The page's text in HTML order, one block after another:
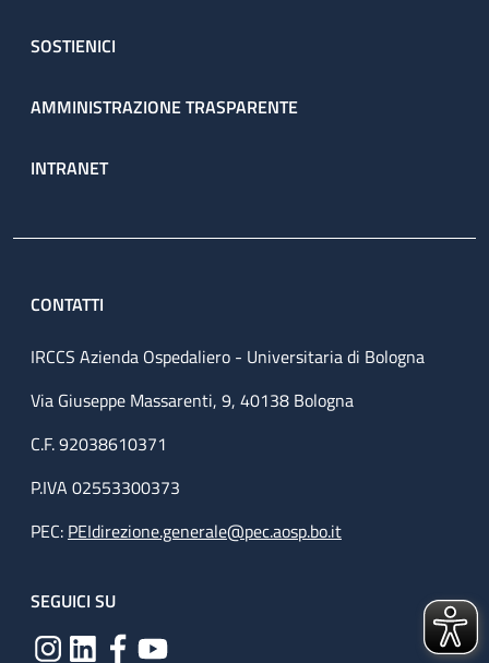
SOSTIENICI
AMMINISTRAZIONE TRASPARENTE
INTRANET
CONTATTI
IRCCS Azienda Ospedaliero - Universitaria di Bologna
Via Giuseppe Massarenti, 9, 40138 Bologna
C.F. 92038610371
P.IVA 02553300373
PEC: PEIdirezione.generale@pec.aosp.bo.it
SEGUICI SU